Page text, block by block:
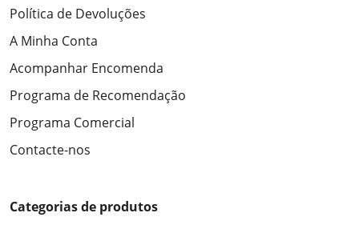
Política de Devoluções
A Minha Conta
Acompanhar Encomenda
Programa de Recomendação
Programa Comercial
Contacte-nos
Categorias de produtos